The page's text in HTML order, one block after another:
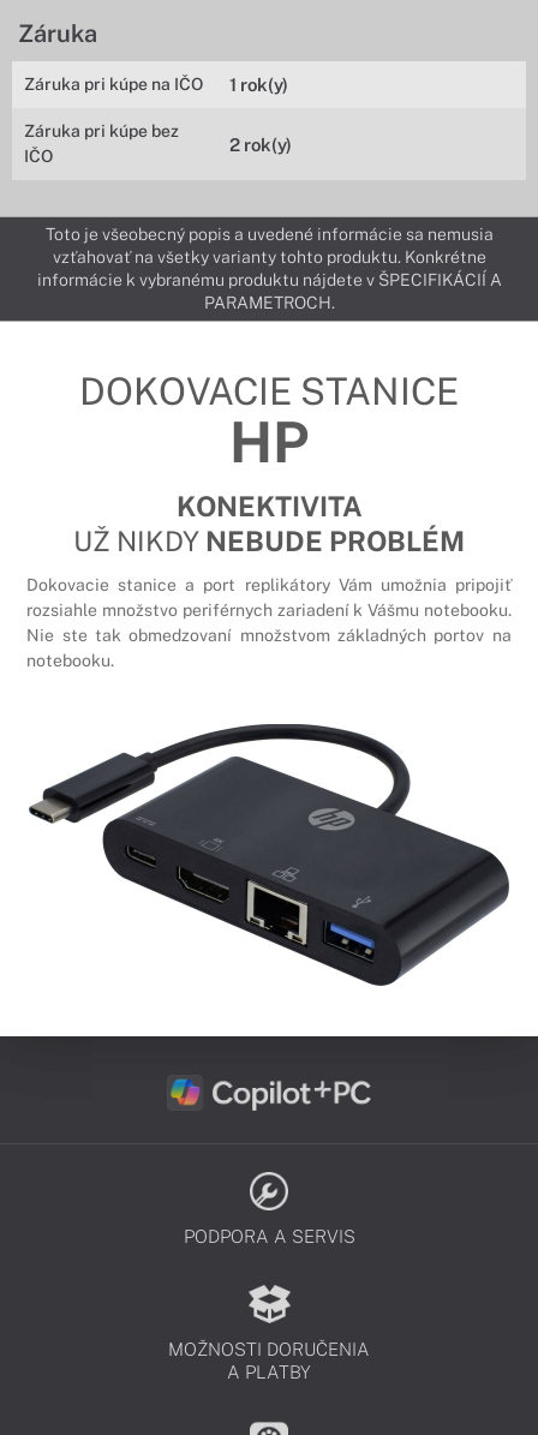
Záruka
Záruka pri kúpe na IČO 1 rok(y)
Záruka pri kúpe bez
IČO
2 rok(y)
Toto je všeobecný popis a uvedené informácie sa nemusia
vzťahovať na všetky varianty tohto produktu. Konkrétne
informácie k vybranému produktu nájdete v ŠPECIFIKÁCIÍ A
PARAMETROCH.
DOKOVACIE STANICE
HP
KONEKTIVITA
UŽ NIKDY NEBUDE PROBLÉM
Dokovacie stanice a port replikátory Vám umožnia pripojiť
rozsiahle množstvo periférnych zariadení k Vášmu notebooku.
Nie ste tak obmedzovaní množstvom základných portov na
notebooku.
PODPORA A SERVIS
MOŽNOSTI DORUČENIA
A PLATBY